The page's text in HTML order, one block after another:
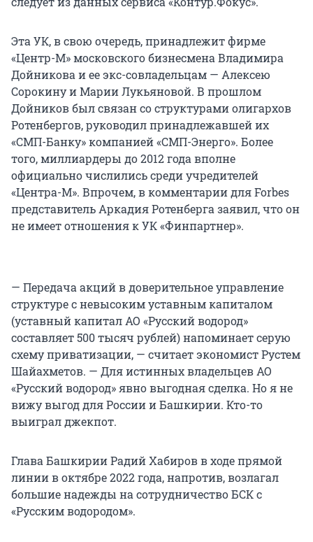
Эта УК, в свою очередь, принадлежит фирме
«Центр-М» московского бизнесмена Владимира
Дойникова и ее экс-совладельцам — Алексею
Сорокину и Марии Лукьяновой. В прошлом
Дойников был связан со структурами олигархов
Ротенбергов, руководил принадлежавшей их
«СМП-Банку» компанией «СМП-Энерго». Более
того, миллиардеры до 2012 года вполне
официально числились среди учредителей
«Центра-М». Впрочем, в комментарии для Forbes
представитель Аркадия Ротенберга заявил, что он
не имеет отношения к УК «Финпартнер».
— Передача акций в доверительное управление
структуре с невысоким уставным капиталом
(уставный капитал АО «Русский водород»
составляет 500 тысяч рублей) напоминает серую
схему приватизации, — считает экономист Рустем
Шайахметов. — Для истинных владельцев АО
«Русский водород» явно выгодная сделка. Но я не
вижу выгод для России и Башкирии. Кто-то
выиграл джекпот.
Глава Башкирии Радий Хабиров в ходе прямой
линии в октябре 2022 года, напротив, возлагал
большие надежды на сотрудничество БСК с
«Русским водородом».